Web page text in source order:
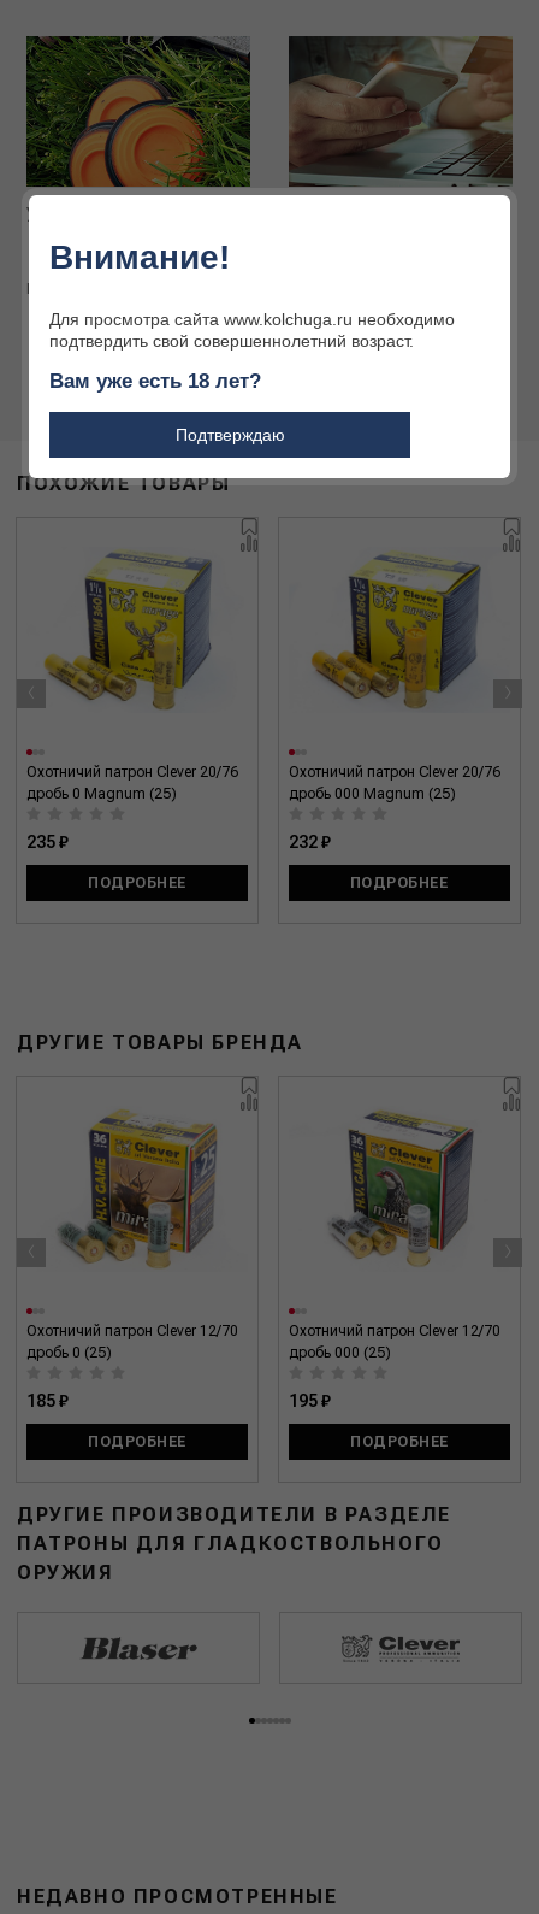
Услуги наших партнёров
Подробнее
ПОХОЖИЕ ТОВАРЫ
Охотничий патрон Clever 20/76
дробь 0 Magnum (25)
235 ₽
ПОДРОБНЕЕ
Охотничий патрон Clever 20/76
дробь 000 Magnum (25)
232 ₽
ПОДРОБНЕЕ
‹ ›
ДРУГИЕ ТОВАРЫ БРЕНДА
Охотничий патрон Clever 12/70
дробь 0 (25)
185 ₽
ПОДРОБНЕЕ
Охотничий патрон Clever 12/70
дробь 000 (25)
195 ₽
ПОДРОБНЕЕ
‹ ›
ДРУГИЕ ПРОИЗВОДИТЕЛИ В РАЗДЕЛЕ
ПАТРОНЫ ДЛЯ ГЛАДКОСТВОЛЬНОГО
ОРУЖИЯ
НЕДАВНО ПРОСМОТРЕННЫЕ
Внимание!
Для просмотра сайта www.kolchuga.ru необходимо
подтвердить свой совершеннолетний возраст.
Вам уже есть 18 лет?
Подтверждаю